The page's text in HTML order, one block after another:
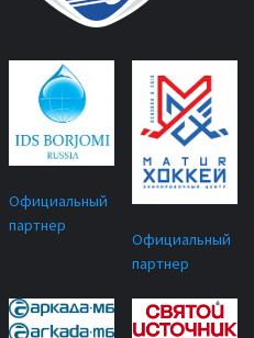
Официальный
партнер
Официальный
партнер